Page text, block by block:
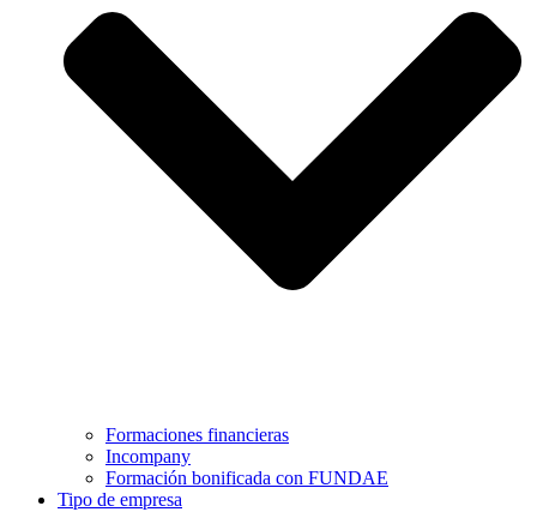
Formaciones financieras
Incompany
Formación bonificada con FUNDAE
Tipo de empresa